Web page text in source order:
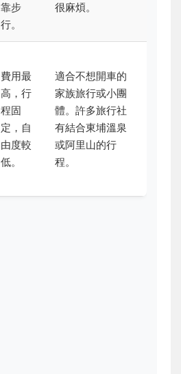
靠步
行。
很麻煩。
費用最
高，行
程固
定，自
由度較
低。
適合不想開車的
家族旅行或小團
體。許多旅行社
有結合東埔溫泉
或阿里山的行
程。